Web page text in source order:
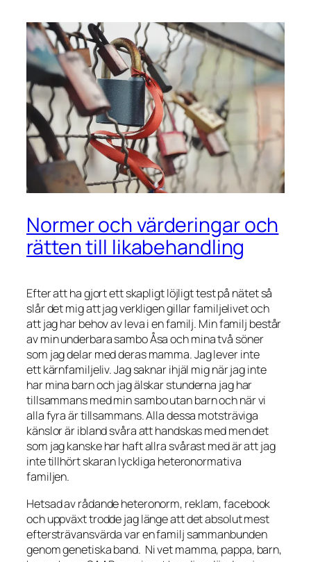
Normer och värderingar och
rätten till likabehandling
Efter att ha gjort ett skapligt löjligt test på nätet så
slår det mig att jag verkligen gillar familjelivet och
att jag har behov av leva i en familj. Min familj består
av min underbara sambo Åsa och mina två söner
som jag delar med deras mamma. Jag lever inte
ett kärnfamiljeliv. Jag saknar ihjäl mig när jag inte
har mina barn och jag älskar stunderna jag har
tillsammans med min sambo utan barn och när vi
alla fyra är tillsammans. Alla dessa motsträviga
känslor är ibland svåra att handskas med men det
som jag kanske har haft allra svårast med är att jag
inte tillhört skaran lyckliga heteronormativa
familjen.
Hetsad av rådande heteronorm, reklam, facebook
och uppväxt trodde jag länge att det absolut mest
eftersträvansvärda var en familj sammanbunden
genom genetiska band. Ni vet mamma, pappa, barn,